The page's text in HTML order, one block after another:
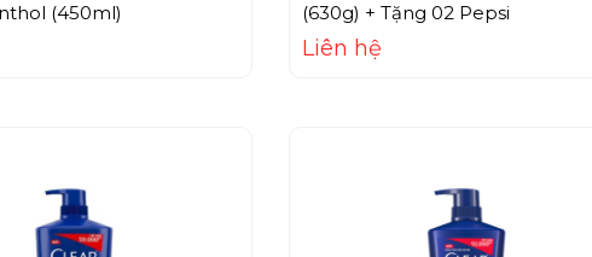
(450ml)
(630g) + Tặng 02 Pepsi
Liên hệ